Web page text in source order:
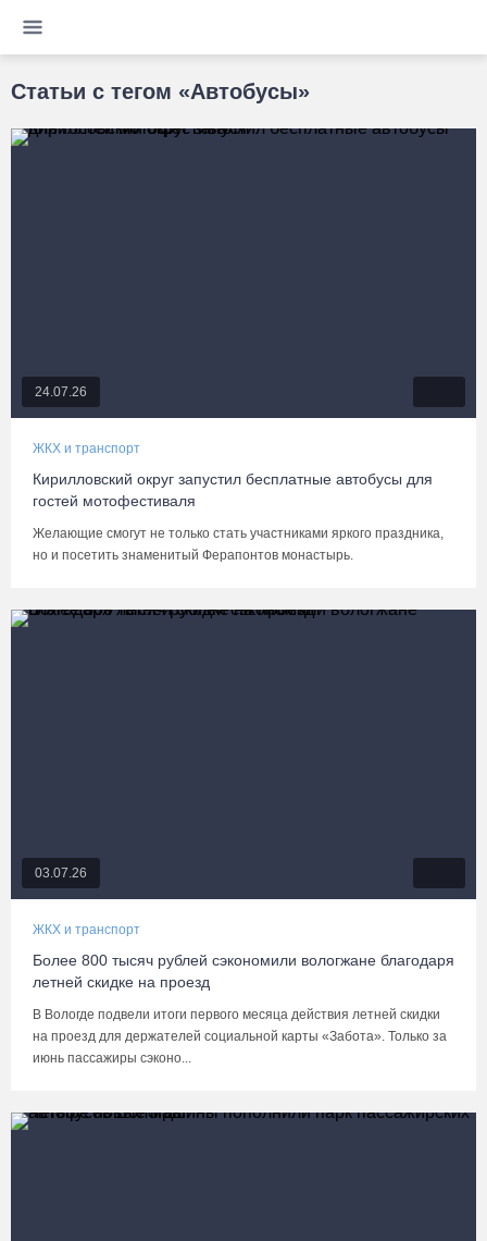
Статьи с тегом «Автобусы»
24.07.26
ЖКХ и транспорт
Кирилловский округ запустил бесплатные автобусы для
гостей мотофестиваля
Желающие смогут не только стать участниками яркого праздника,
но и посетить знаменитый Ферапонтов монастырь.
03.07.26
ЖКХ и транспорт
Более 800 тысяч рублей сэкономили вологжане благодаря
летней скидке на проезд
В Вологде подвели итоги первого месяца действия летней скидки
на проезд для держателей социальной карты «Забота». Только за
июнь пассажиры сэконо...